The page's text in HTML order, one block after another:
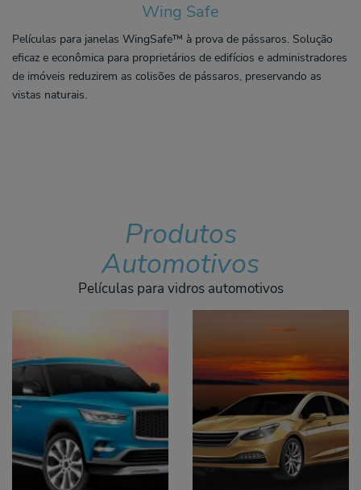
Wing Safe
Películas para janelas WingSafe™ à prova de pássaros. Solução
eficaz e econômica para proprietários de edifícios e administradores
de imóveis reduzirem as colisões de pássaros, preservando as
vistas naturais.
Produtos
Automotivos
Películas para vidros automotivos